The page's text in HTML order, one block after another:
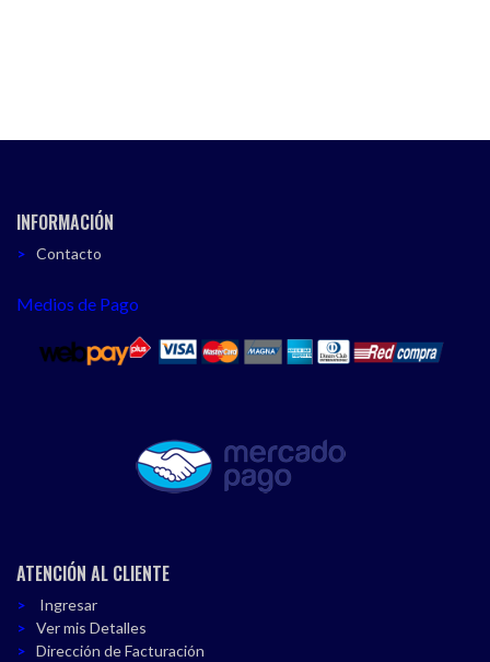
INFORMACIÓN
Contacto
Medios de Pago
ATENCIÓN AL CLIENTE
Ingresar
Ver mis Detalles
Dirección de Facturación